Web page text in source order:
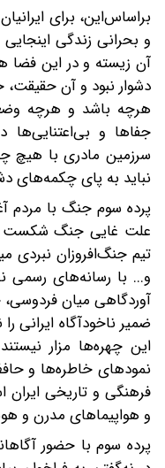
براساس‌این، برای
و بحرانی زندگی اینجایی
آن زیسته و در این
دشوار نبود و آن
هرچه باشد و هرچه
جفاها و بی‌اعتنایی‌ها
سرزمین مادری با هیچ
نباید به پای چکمه‌های
پرده سوم جنگ با مردم
علت غایی جنگ شکست
تیم جنگ‌افروزان نبردی
و... با رسانه‌های رسمی
آوردگاهی میان
ضمیر ناخودآگاه ایرانی
این چهره‌ها مزار
نمودهای خاطره‌ها و
فرهنگی و تاریخی
و هواپیماهای مدرن و
پرده سوم با حضور